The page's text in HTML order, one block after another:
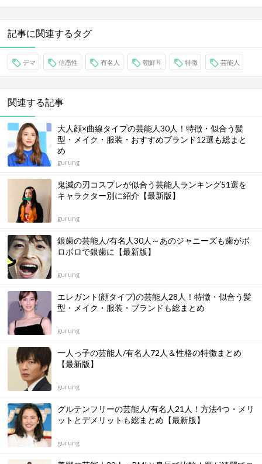
記事に関連するタグ
デマ 信憑性 有名人 朝鮮耳 特徴 芸能人
関連する記事
大人顔×曲線タイプの芸能人30人！特徴・似合う髪
型・メイク・服装・おすすめブランド12選も総まと
め
gurung
鬼滅の刃コスプレが似合う芸能人ランキング51選を
キャラクター別に紹介【最新版】
gurung
銀歯の芸能人/有名人30人～あのジャニーズも歯がボ
ロボロで銀歯に【最新版】
gurung
エレガント(顔タイプ)の芸能人28人！特徴・似合う髪
型・メイク・服装・ブランドも総まとめ
gurung
一人っ子の芸能人/有名人72人＆性格の特徴まとめ
【最新版】
gurung
グルテンフリーの芸能人/有名人21人！方法4つ・メリ
ットとデメリットも総まとめ【最新版】
gurung